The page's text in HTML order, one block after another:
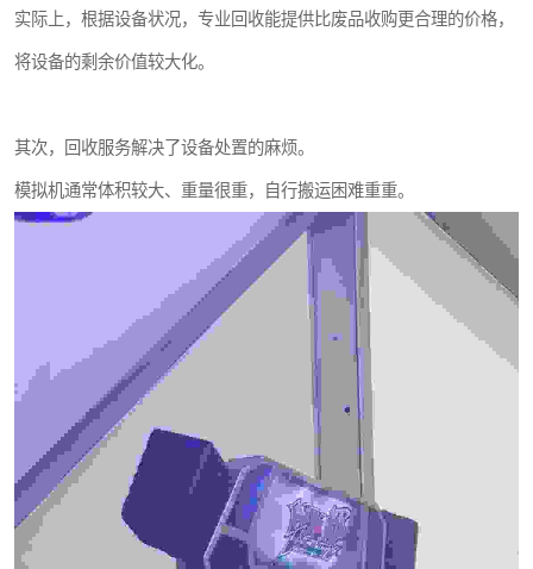
实际上，根据设备状况，专业回收能提供比废品收购更合理的价格，
将设备的剩余价值较大化。
其次，回收服务解决了设备处置的麻烦。
模拟机通常体积较大、重量很重，自行搬运困难重重。